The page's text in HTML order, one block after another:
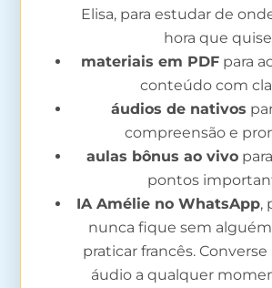
Elisa, para estudar de
hora que
materiais em PDF para
conteúdo com
áudios de nativos
compreensão e
aulas bônus ao vivo
pontos
IA Amélie no WhatsApp,
nunca fique sem
praticar francês.
áudio a qualquer